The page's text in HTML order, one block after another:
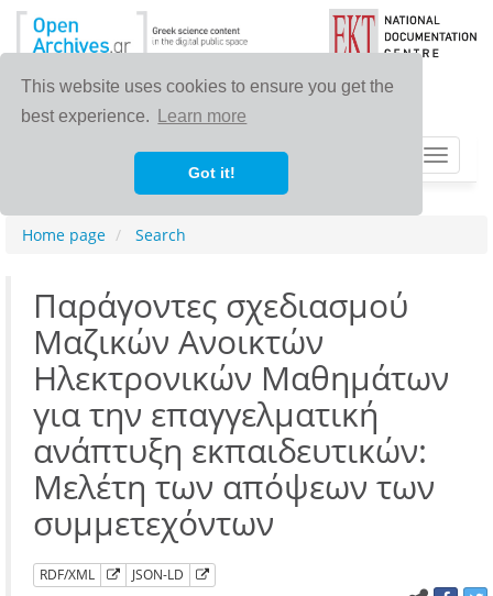
This website uses cookies to ensure you get the
best experience.
Learn more
Got it!
Toggle
Home page Search
Παράγοντες σχεδιασμού
Μαζικών Ανοικτών
Ηλεκτρονικών Μαθημάτων
για την επαγγελματική
ανάπτυξη εκπαιδευτικών:
Μελέτη των απόψεων των
συμμετεχόντων
RDF/XML JSON-LD